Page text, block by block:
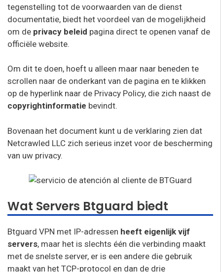
tegenstelling tot de voorwaarden van de dienst
documentatie, biedt het voordeel van de mogelijkheid
om de privacy beleid pagina direct te openen vanaf de
officiële website.
Om dit te doen, hoeft u alleen maar naar beneden te
scrollen naar de onderkant van de pagina en te klikken
op de hyperlink naar de Privacy Policy, die zich naast de
copyrightinformatie bevindt.
Bovenaan het document kunt u de verklaring zien dat
Netcrawled LLC zich serieus inzet voor de bescherming
van uw privacy.
Wat Servers Btguard biedt
Btguard VPN met IP-adressen heeft eigenlijk vijf
servers, maar het is slechts één die verbinding maakt
met de snelste server, er is een andere die gebruik
maakt van het TCP-protocol en dan de drie